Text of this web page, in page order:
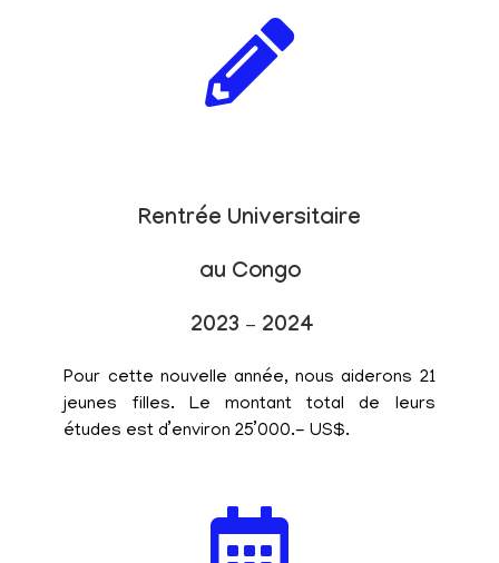
Rentrée Universitaire
au Congo
2023 – 2024
Pour cette nouvelle année, nous aiderons 21
jeunes filles. Le montant total de leurs
études est d’environ 25’000.- US$.